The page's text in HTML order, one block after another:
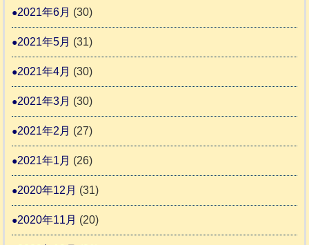
2021年6月 (30)
2021年5月 (31)
2021年4月 (30)
2021年3月 (30)
2021年2月 (27)
2021年1月 (26)
2020年12月 (31)
2020年11月 (20)